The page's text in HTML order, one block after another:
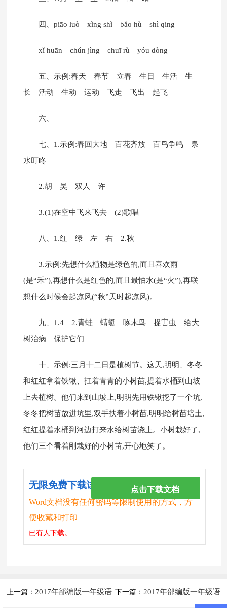
四、piāo luò xìng shì bǎo hù shì qing
xǐ huān chún jìng chuī rù yóu dòng
五、示例:春天 春节 立春 生日 生活 生
长 活动 生动 运动 飞走 飞出 起飞
六、
七、1.示例:春回大地 百花齐放 百鸟争鸣 泉
水叮咚
2.胡 吴 双人 许
3.(1)在空中飞来飞去 (2)歌唱
八、1.红—绿 左—右 2.秋
3.示例:先想什么植物是绿色的,而且喜欢雨
(是“禾”),再想什么是红色的,而且最怕水(是“火”),再联
想什么时候会起凉风(“秋”天时起凉风)。
九、1.4 2.青蛙 蜻蜓 啄木鸟 捉害虫 给大
树治病 保护它们
十、示例:三月十二日是植树节。这天,明明、冬冬
和红红拿着铁锹、扛着青青的小树苗,提着水桶到山坡
上去植树。他们来到山坡上,明明先用铁锹挖了一个坑,
冬冬把树苗放进坑里,双手扶着小树苗,明明给树苗培土,
红红提着水桶到河边打来水给树苗浇上。小树栽好了,
他们三个看着刚栽好的小树苗,开心地笑了。
无限免费下载试卷
Word文档没有任何密码等限制使用的方式，方
便收藏和打印
已有人下载。
点击下载文档
上一篇： 2017年部编版一年级语 下一篇： 2017年部编版一年级语